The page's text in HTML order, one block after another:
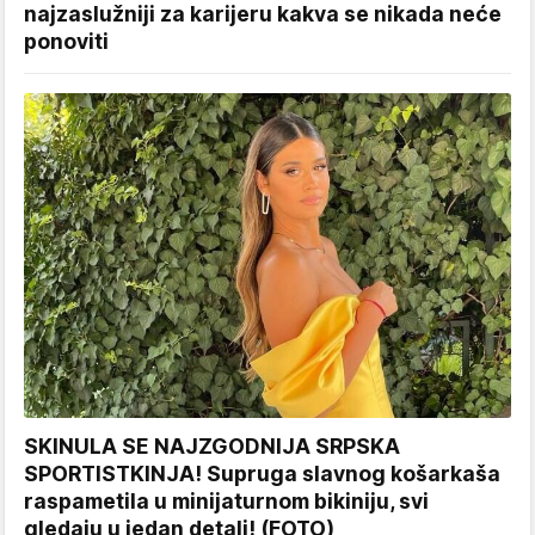
najzaslužniji za karijeru kakva se nikada neće
ponoviti
SKINULA SE NAJZGODNIJA SRPSKA
SPORTISTKINJA! Supruga slavnog košarkaša
raspametila u minijaturnom bikiniju, svi
gledaju u jedan detalj! (FOTO)